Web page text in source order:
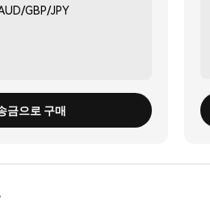
GBP/JPY
금으로 구매